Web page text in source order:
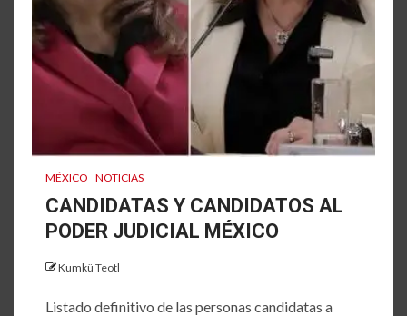
MÉXICO NOTICIAS
CANDIDATAS Y CANDIDATOS AL
PODER JUDICIAL MÉXICO
Kumkü Teotl
Listado definitivo de las personas candidatas a